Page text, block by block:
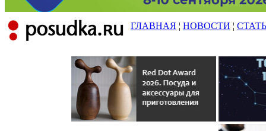
ГЛАВНАЯ ¦ НОВОСТИ ¦